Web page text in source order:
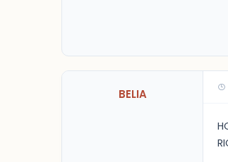
BELIA